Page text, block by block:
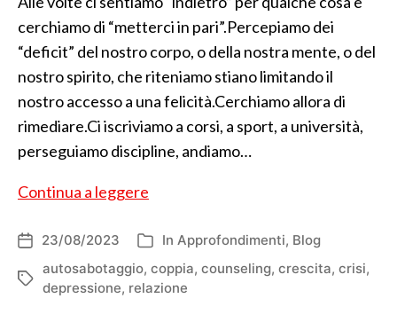
cerchiamo di “metterci in pari”.Percepiamo dei
“deficit” del nostro corpo, o della nostra mente, o del
nostro spirito, che riteniamo stiano limitando il
nostro accesso a una felicità.Cerchiamo allora di
rimediare.Ci iscriviamo a corsi, a sport, a università,
perseguiamo discipline, andiamo…
Continua a leggere
Data
dell'articolo
23/08/2023 Categorie
In Approfondimenti, Blog
Tag
autosabotaggio, coppia, counseling, crescita, crisi,
depressione, relazione